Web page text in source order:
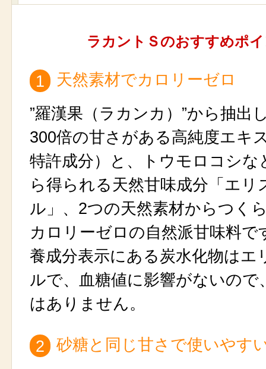
ラカントＳのおすすめポ
1
天然素材でカロリーゼロ
”羅漢果（ラカンカ）”から抽出
300倍の甘さがある高純度エキ
特許成分）と、トウモロコシな
ら得られる天然甘味成分「エリ
ル」、2つの天然素材からつく
カロリーゼロの自然派甘味料
養成分表示にある炭水化物はエ
ルで、血糖値に影響がないので
はありません。
2
砂糖と同じ甘さで使いやす